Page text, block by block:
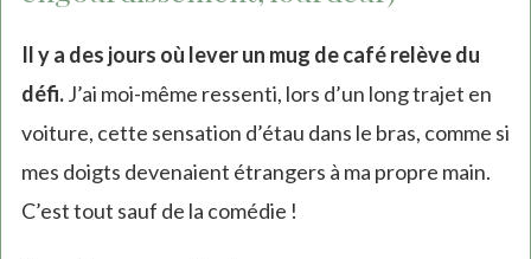
Il y a des jours où lever un mug de café relève du
défi.J’ai moi-même ressenti, lors d’un long trajet en
voiture, cette sensation d’étau dans le bras, comme si
mes doigts devenaient étrangers à ma propre main.
C’est tout sauf de la comédie !